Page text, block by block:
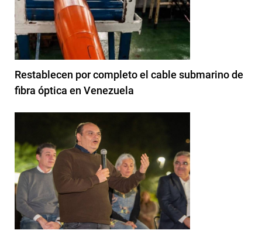
Restablecen por completo el cable submarino de
fibra óptica en Venezuela